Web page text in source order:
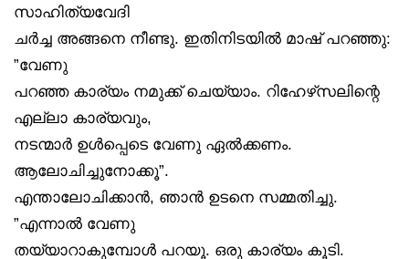
സാഹിത്യവേദി
ചർച്ച അങ്ങനെ നീണ്ടു. ഇതിനിടയിൽ മാഷ് പറഞ്ഞു:
”വേണു
പറഞ്ഞ കാര്യം നമുക്ക് ചെയ്യാം. റിഹേഴ്‌സലിന്റെ
എല്ലാ കാര്യവും,
നടന്മാർ ഉൾപ്പെടെ വേണു ഏൽക്കണം.
ആലോചിച്ചുനോക്കൂ”.
എന്താലോചിക്കാൻ, ഞാൻ ഉടനെ സമ്മതിച്ചു.
”എന്നാൽ വേണു
തയ്യാറാകുമ്പോൾ പറയൂ. ഒരു കാര്യം കൂടി.